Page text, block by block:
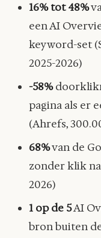
16% tot 48%
een AI
keyword-set
2025-2026)
-58%
pagina als er
(Ahrefs,
68%van de
zonder klik
2026)
1 op de 5AI
bron buiten